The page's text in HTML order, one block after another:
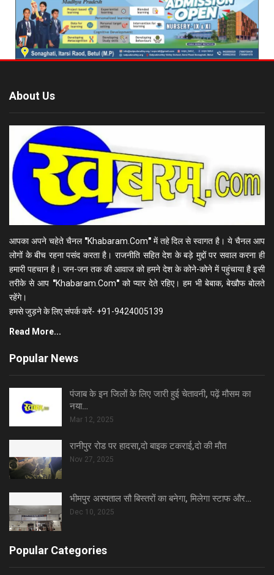
About Us
आपका अपने चहेते चैनल "Khabaram.Com"में तहे दिल से स्वागत है। ये चैनल आप
लोगों के बीच रहना पसंद करता है। राजनीति सहित देश के बड़े मुद्दों पर सवाल करना ही
हमारी पहचान है। जन-जन तक की आवाज को हमने देश के कोने-कोने में पहुंचाया है इसी
तरीके से आप "Khabaram.Com"को प्यार देते रहिए। हम भी बेबाक, बेखौफ बोलते
रहेंगे।
हमसे जुड़ने के लिए संपर्क करें- +91-9424005139
Read More...
Popular News
पंजाब के इन जिलों के लिए जारी हुई चेतावनी, पढ़ें मौसम का
नया…
Mar 12, 2025
रानीपुर रोड पर हादसा,दो बाइक टकराई,दो की मौत
Nov 27, 2025
भीमपुर अस्पताल सौ बिस्तरों का बनेगा, मिलेगा स्टाफ और…
Dec 10, 2025
Popular Categories